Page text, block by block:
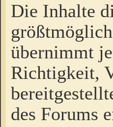
Die Inhalte
übernimmt
Richtigkeit,
des Forums